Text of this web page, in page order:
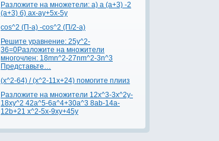
Разложите на множетели: a) a (a+3) -2
(a+3) б) ax-ay+5x-5y
cos^2 (П-a) -cos^2 (П/2-a)
Решите уравнение: 25y^2-
36=0Разложите на множители
многочлен: 18mn^2-27nm^2-3n^3
Представьте…
(x^2-64) / (x^2-11x+24) помогите плииз
Разложите на множители 12x^3-3x^2y-
18xy^2 42a^5-6a^4+30a^3 8ab-14a-
12b+21 x^2-5x-9xy+45y